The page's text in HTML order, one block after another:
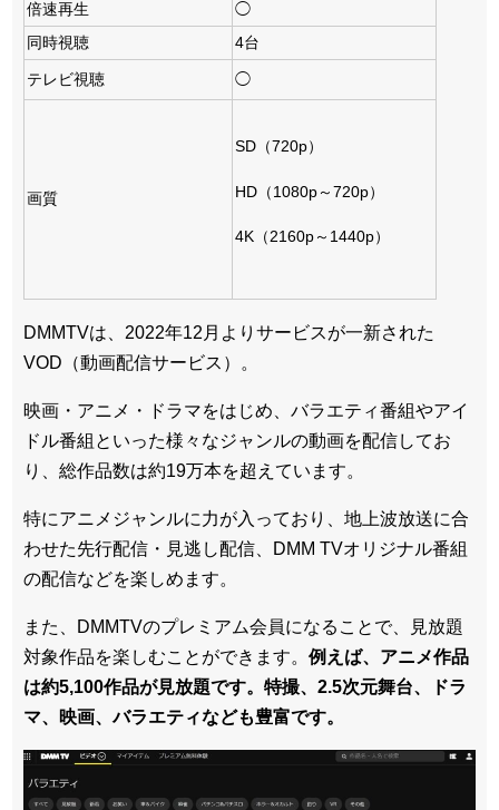
倍速再生
◯
同時視聴
4台
テレビ視聴 ◯
画質
SD（720p）
HD（1080p～720p）
4K（2160p～1440p）
DMMTVは、2022年12月よりサービスが一新された
VOD（動画配信サービス）。
映画・アニメ・ドラマをはじめ、バラエティ番組やアイ
ドル番組といった様々なジャンルの動画を配信してお
り、総作品数は約19万本を超えています。
特にアニメジャンルに力が入っており、地上波放送に合
わせた先行配信・見逃し配信、DMM TVオリジナル番組
の配信などを楽しめます。
また、DMMTVのプレミアム会員になることで、見放題
対象作品を楽しむことができます。 例えば、アニメ作品
は約5,100作品が見放題です。特撮、2.5次元舞台、ドラ
マ、映画、バラエティなども豊富です。